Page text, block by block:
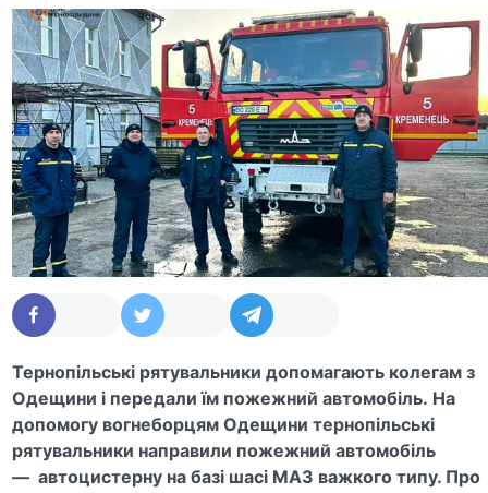
Тернопільські рятувальники допомагають колегам з
Одещини і передали їм пожежний автомобіль. На
допомогу вогнеборцям Одещини тернопільські
рятувальники направили пожежний автомобіль
— автоцистерну на базі шасі МАЗ важкого типу. Про